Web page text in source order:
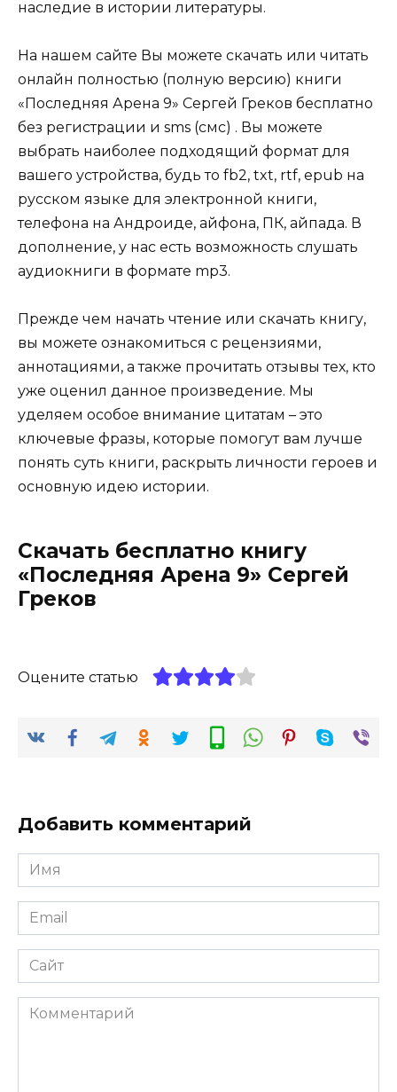
наследие в истории литературы.
На нашем сайте Вы можете скачать или читать
онлайн полностью (полную версию) книги
«Последняя Арена 9» Сергей Греков бесплатно
без регистрации и sms (смс) . Вы можете
выбрать наиболее подходящий формат для
вашего устройства, будь то fb2, txt, rtf, epub на
русском языке для электронной книги,
телефона на Андроиде, айфона, ПК, айпада. В
дополнение, у нас есть возможность слушать
аудиокниги в формате mp3.
Прежде чем начать чтение или скачать книгу,
вы можете ознакомиться с рецензиями,
аннотациями, а также прочитать отзывы тех, кто
уже оценил данное произведение. Мы
уделяем особое внимание цитатам – это
ключевые фразы, которые помогут вам лучше
понять суть книги, раскрыть личности героев и
основную идею истории.
Скачать бесплатно книгу
«Последняя Арена 9» Сергей
Греков
Оцените статью
Добавить комментарий
Имя
*
Email
*
Сайт
Комментарий